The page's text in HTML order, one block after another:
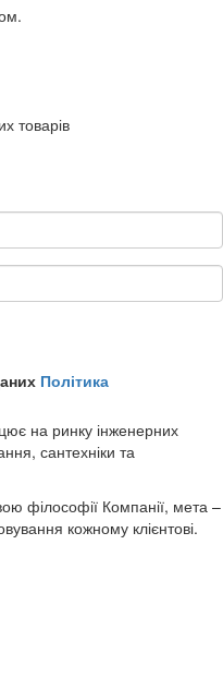
товарів
Політика
на ринку інженерних
сантехніки та
філософії Компанії, мета –
кожному клієнтові.